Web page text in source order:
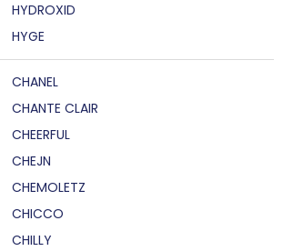
HYDROXID
HYGE
CHANEL
CHANTE CLAIR
CHEERFUL
CHEJN
CHEMOLETZ
CHICCO
CHILLY